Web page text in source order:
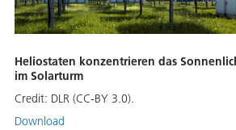
Heliostaten konzentrieren das
im Solarturm
Credit: DLR (CC-BY 3.0).
Download